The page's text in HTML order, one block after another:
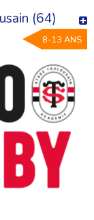
(64)
8-13 ANS